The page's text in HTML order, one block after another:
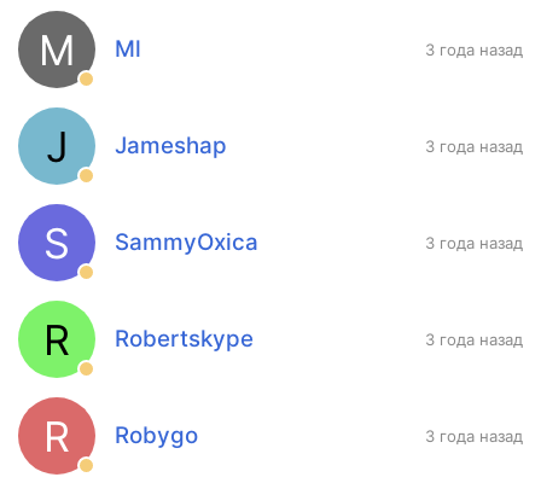
M Ml 3 года назад
J Jameshap 3 года назад
S SammyOxica 3 года назад
R Robertskype 3 года назад
R Robygo 3 года назад